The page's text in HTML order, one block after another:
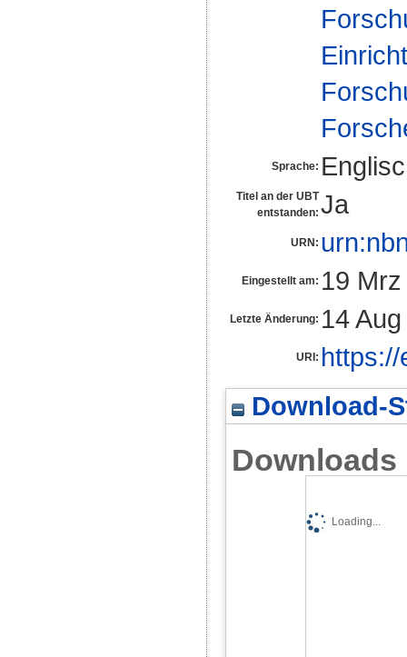
Sprache:
Titel an der UBT
entstanden: Ja
URN:
Eingestellt am: 19
Letzte Änderung: 14
URI:
Download-
Downloads
Loading...